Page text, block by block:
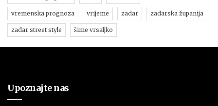
vremenska prognoza vrijeme zadar zadarska županija
zadar street style šime vrsaljko
Upoznajte nas